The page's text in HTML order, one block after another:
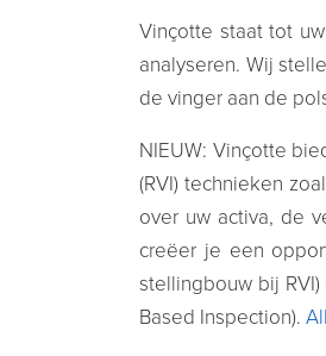
Vinçotte staat tot
analyseren. Wij
de vinger aan de
NIEUW: Vinçotte
(RVI) technieken
over uw activa, de
creëer je een
stellingbouw bij
Based Inspection).